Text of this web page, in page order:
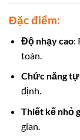
Đặc điểm:
Độ nhạy cao:
toàn.
Chức năng
định.
Thiết kế nhỏ
gian.